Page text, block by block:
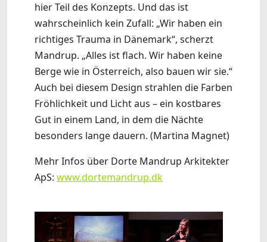
hier Teil des Konzepts. Und das ist
wahrscheinlich kein Zufall: „Wir haben ein
richtiges Trauma in Dänemark“, scherzt
Mandrup. „Alles ist flach. Wir haben keine
Berge wie in Österreich, also bauen wir sie.“
Auch bei diesem Design strahlen die Farben
Fröhlichkeit und Licht aus – ein kostbares
Gut in einem Land, in dem die Nächte
besonders lange dauern. (Martina Magnet)
Mehr Infos über Dorte Mandrup Arkitekter
ApS: www.dortemandrup.dk
Show larger version Show larger version